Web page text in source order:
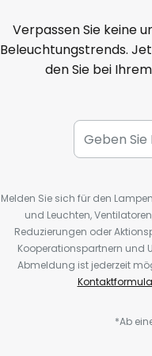
Verpassen Sie keine
Beleuchtungstrends.
den Sie bei
Melden Sie sich für den
und Leuchten,
Reduzierungen oder
Kooperationspartnern und
Abmeldung ist jederzeit
*Ab